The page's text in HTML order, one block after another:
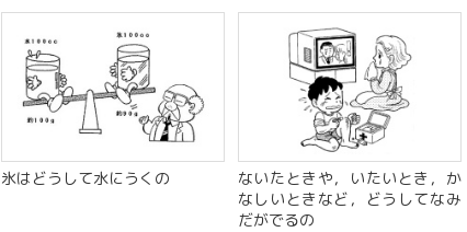
氷はどうして水にうくの
ないたときや，いたいとき，か
なしいときなど，どうしてなみ
だがでるの